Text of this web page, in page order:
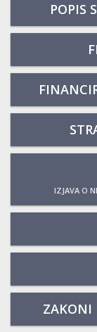
POPIS
IZJAVA O
ZAKONI